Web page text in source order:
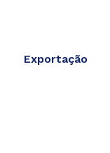
Exportação